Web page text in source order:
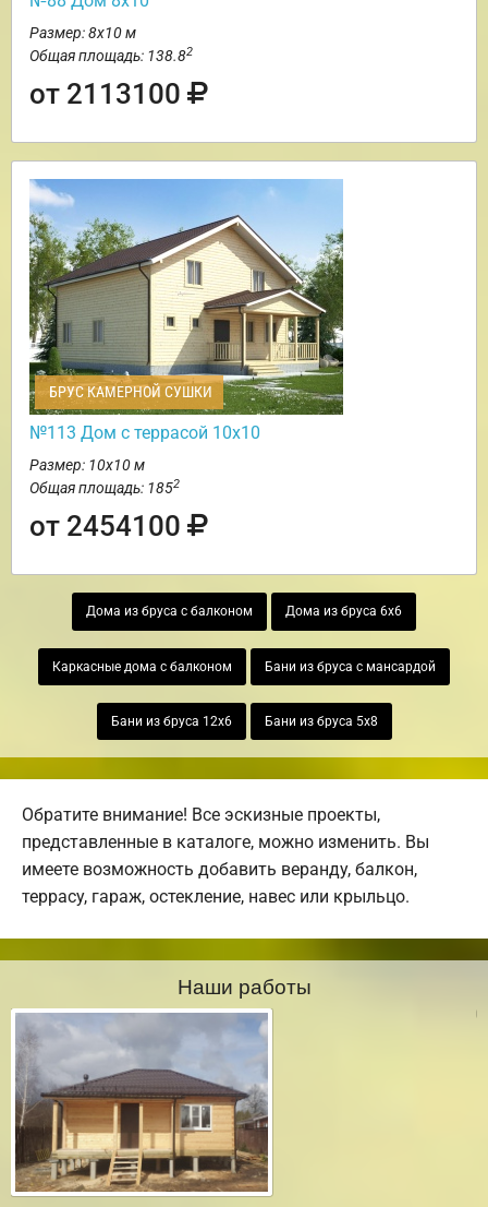
Размер: 8х10 м
Общая площадь: 138.82
от 2113100
БРУС КАМЕРНОЙ СУШКИ
№113 Дом с террасой 10х10
Размер: 10х10 м
Общая площадь: 1852
от 2454100
Дома из бруса с балконом Дома из бруса 6х6
Каркасные дома с балконом Бани из бруса с мансардой
Бани из бруса 12х6 Бани из бруса 5х8
Обратите внимание! Все эскизные проекты,
представленные в каталоге, можно изменить. Вы
имеете возможность добавить веранду, балкон,
террасу, гараж, остекление, навес или крыльцо.
Наши работы